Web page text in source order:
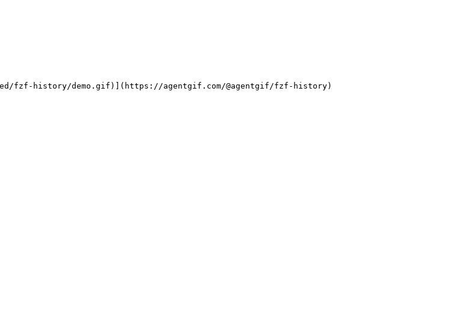
fzf-history/demo.gif)](https://agentgif.com/@agentgif/fzf-history)